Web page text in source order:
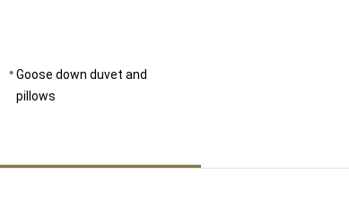
Goose down duvet and
pillows